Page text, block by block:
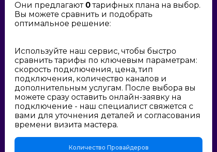
Они предлагают 0тарифных плана на выбор.
Вы можете сравнить и подобрать
оптимальное решение:
Используйте наш сервис, чтобы быстро
сравнить тарифы по ключевым параметрам:
скорость подключения, цена, тип
подключения, количество каналов и
дополнительным услугам. После выбора вы
можете сразу оставить онлайн-заявку на
подключение - наш специалист свяжется с
вами для уточнения деталей и согласования
времени визита мастера.
Количество Провайдеров